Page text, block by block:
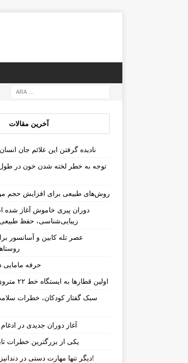
آخرین مقالات
نادیده گرفتن این علائم جان
توجه به خطر لخته شدن خون در
روش‌های طبیعی برای افزایش حجم
دوران پیری خاموش آغاز شده
زیبایی‌شناسی، حفظ
عصر تله کابین و آسانسور
حرفه
اولین قطارها به ایستگاه خط ۲۲ متروی شانگهای رسیدند
سبک گفتار کودکان، خطرات
آغاز دوران جدیدی در
یکی از بزرگترین خطرات
دیگر تنها مهارت دستی در دندانپزشکی کافی نیست!